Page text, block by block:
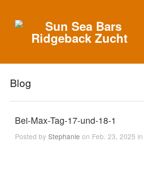
Blog
Bei-Max-Tag-17-und-18-1
Posted byStephanie on Feb. 23, 2025 in